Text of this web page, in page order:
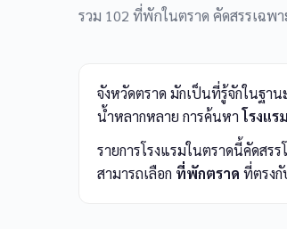
รวม 102 ที่พักในตราด คัดสรรเฉพ
จังหวัดตราด มักเป็นที่รู้จักในฐา
น้ำหลากหลาย การค้นหาโรงแร
รายการโรงแรมในตราดนี้คัดสร
สามารถเลือก ที่พักตราด ที่ตรง